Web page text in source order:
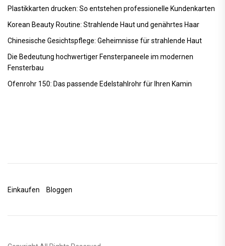
Plastikkarten drucken: So entstehen professionelle Kundenkarten
Korean Beauty Routine: Strahlende Haut und genährtes Haar
Chinesische Gesichtspflege: Geheimnisse für strahlende Haut
Die Bedeutung hochwertiger Fensterpaneele im modernen
Fensterbau
Ofenrohr 150: Das passende Edelstahlrohr für Ihren Kamin
Einkaufen Bloggen